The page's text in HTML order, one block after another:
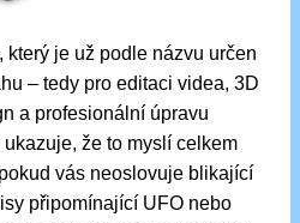
který je už podle názvu určen
– tedy pro editaci videa, 3D
a profesionální úpravu
že to myslí celkem
vás neoslovuje blikající
připomínající UFO nebo